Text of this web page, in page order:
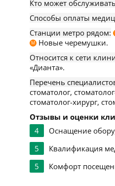
Кто может
Способы оплаты
Станции метро рядом:
М
Новые черемушки.
Относится к сети
«Дианта».
Перечень
стоматолог,
стоматолог-хирург,
Отзывы и оценки
4
Оснащение
5
Квалификация
5
Комфорт